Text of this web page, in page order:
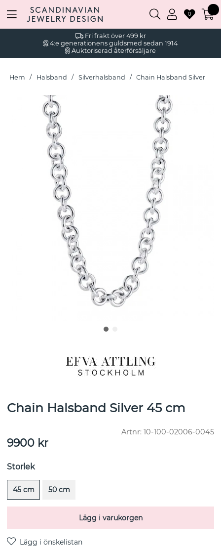
Fri frakt över 499 kr
4:e generationens guldsmed sedan 1914
Auktoriserad återförsäljare
0
Hem Halsband Silverhalsband Chain Halsband Silver
Chain Halsband Silver 45 cm
Artnr: 10-100-02006-0045
9900 kr
Storlek
45 cm 50 cm
Lägg i varukorgen